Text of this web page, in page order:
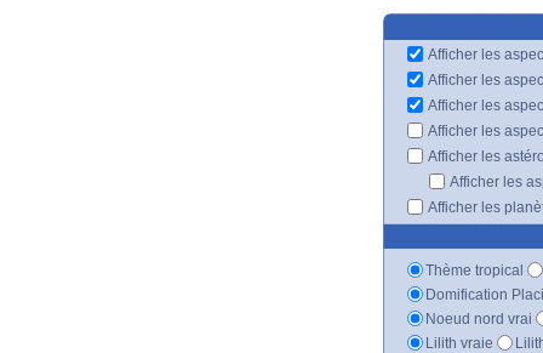
Afficher les
Afficher les
Afficher les
Afficher les
Afficher les
Afficher les
Afficher les
Thème tropical
Domification
Noeud nord vrai
Lilith vraie